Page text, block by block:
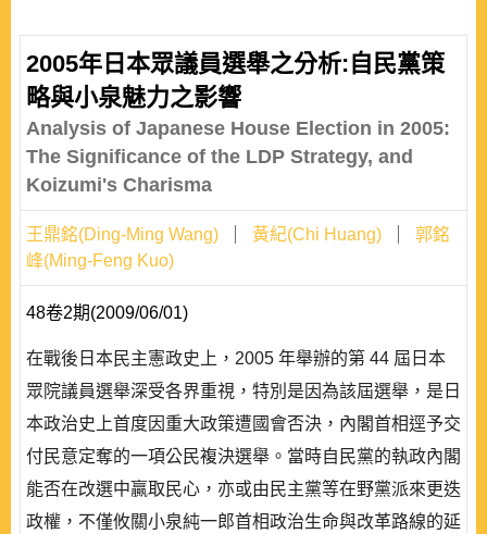
2005年日本眾議員選舉之分析:自民黨策
略與小泉魅力之影響
Analysis of Japanese House Election in 2005:
The Significance of the LDP Strategy, and
Koizumi's Charisma
王鼎銘(Ding-Ming Wang) 黃紀(Chi Huang)
郭銘
峰(Ming-Feng Kuo)
48卷2期(2009/06/01)
在戰後日本民主憲政史上，2005 年舉辦的第 44 屆日本
眾院議員選舉深受各界重視，特別是因為該屆選舉，是日
本政治史上首度因重大政策遭國會否決，內閣首相逕予交
付民意定奪的一項公民複決選舉。當時自民黨的執政內閣
能否在改選中贏取民心，亦或由民主黨等在野黨派來更迭
政權，不僅攸關小泉純一郎首相政治生命與改革路線的延